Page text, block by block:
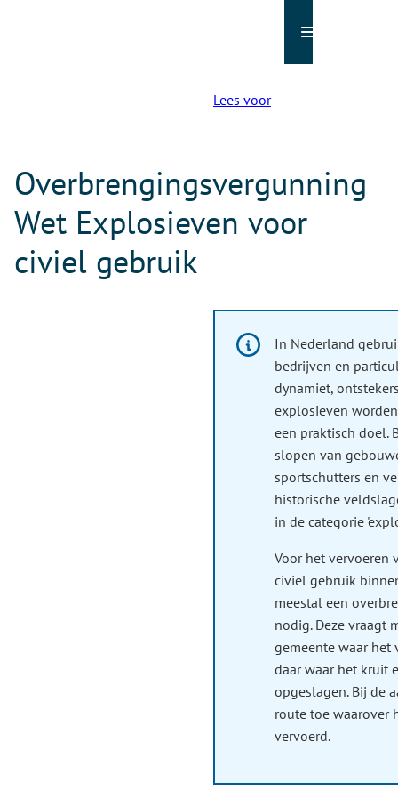
Lees voor
Overbrengingsvergunning
Wet Explosieven voor
civiel gebruik
Informatie:
In Nederland
bedrijven en
dynamiet,
explosieven
een praktisch doel.
slopen van
sportschutters en
historische
in de categorie
Voor het vervoeren
civiel gebruik
meestal een
nodig. Deze vraagt
gemeente waar het
daar waar het kruit
opgeslagen. Bij de
route toe waarover
vervoerd.